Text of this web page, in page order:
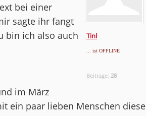
Tinl
... ist OFFLINE
Beiträge: 28
bei einer
sagte ihr fangt
bin ich also auch
im März
ein paar lieben Menschen diese